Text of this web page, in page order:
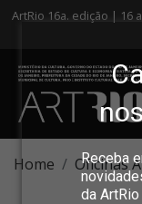
Receba
da ArtRio
ArtRio 16a. edição | 16
Home Oficinas